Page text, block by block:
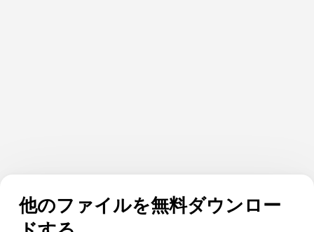
他のファイルを無料ダウンロー